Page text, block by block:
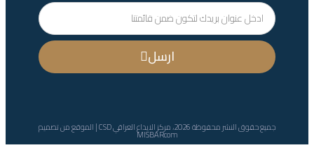
ارسل
جميع حقوق النشر محفوظة 2026، مركز الايداع العراقي CSD | الموقع من تصميم
MISBARcom